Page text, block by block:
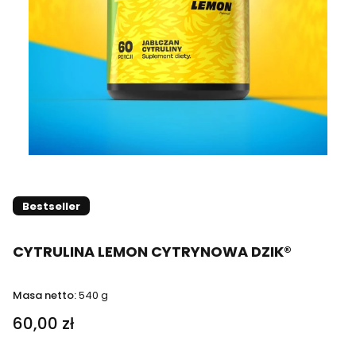
Bestseller
CYTRULINA LEMON CYTRYNOWA DZIK®
Masa netto:540 g
60,00 zł